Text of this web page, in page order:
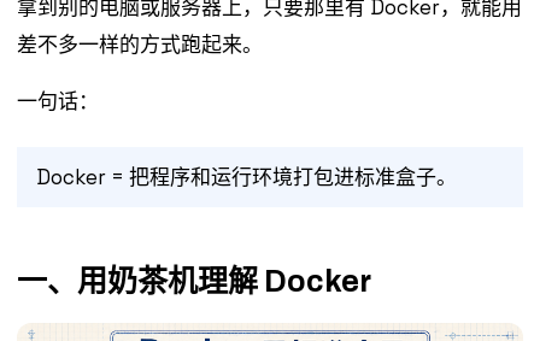
拿到别的电脑或服务器上，只要那里有 Docker，就能用
差不多一样的方式跑起来。
一句话：
Docker = 把程序和运行环境打包进标准盒子。
一、用奶茶机理解 Docker